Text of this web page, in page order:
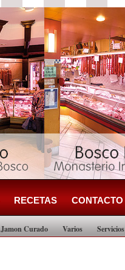
RECETAS CONTACTO
Jamon Curado Varios Servicios